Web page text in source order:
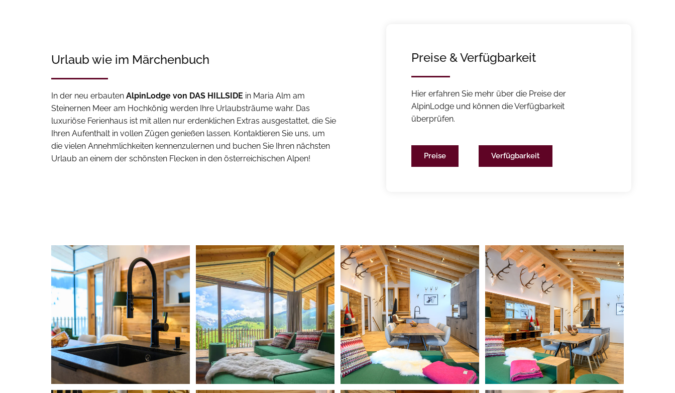
Urlaub wie im Märchenbuch
In der neu erbauten AlpinLodge von DAS HILLSIDE in Maria Alm am
Steinernen Meer am Hochkönig werden Ihre Urlaubsträume wahr. Das
luxuriöse Ferienhaus ist mit allen nur erdenklichen Extras ausgestattet, die Sie
Ihren Aufenthalt in vollen Zügen genießen lassen. Kontaktieren Sie uns, um
die vielen Annehmlichkeiten kennenzulernen und buchen Sie Ihren nächsten
Urlaub an einem der schönsten Flecken in den österreichischen Alpen!
Preise & Verfügbarkeit
Hier erfahren Sie mehr über die Preise der
AlpinLodge und können die Verfügbarkeit
überprüfen.
Preise Verfügbarkeit